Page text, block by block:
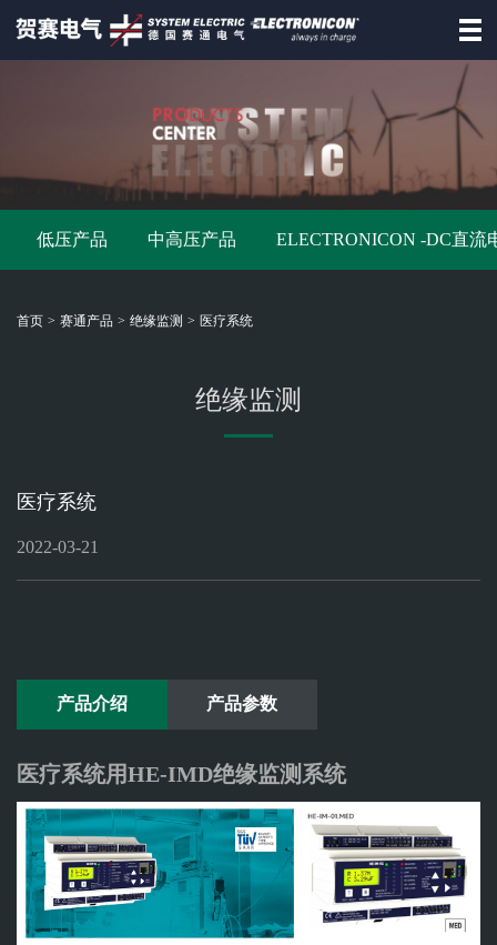
赛通产品
资讯动态
国
ELECTRONICON
低压产品 中高压产品 ELECTRONICON -DC直流
首页 > 赛通产品 > 绝缘监测 > 医疗系统
绝缘监测
医疗系统
2022-03-21
产品介绍 产品参数
医疗系统用HE-IMD绝缘监测系统